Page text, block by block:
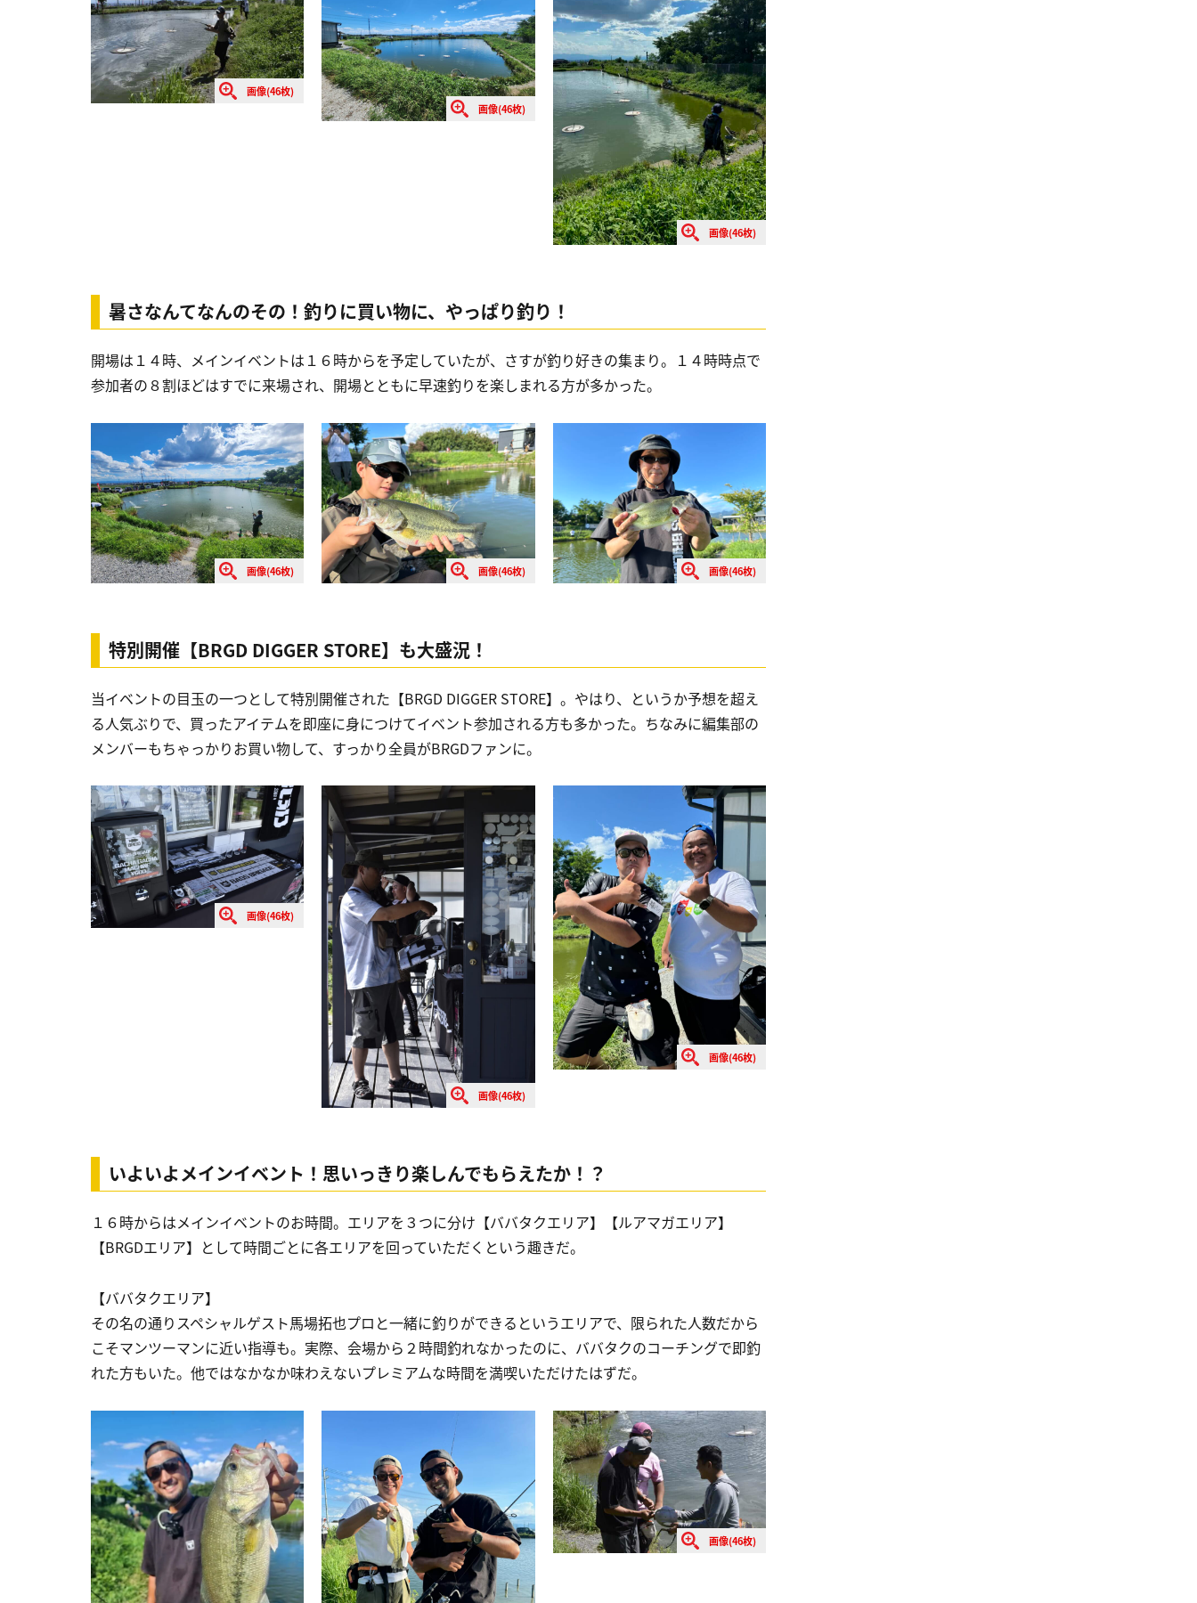
画像(46枚)
画像(46枚)
画像(46枚)
暑さなんてなんのその！釣りに買い物に、やっぱり釣り！
開場は１４時、メインイベントは１６時からを予定していたが、さすが釣り好きの集まり。１４時時点で
参加者の８割ほどはすでに来場され、開場とともに早速釣りを楽しまれる方が多かった。
画像(46枚) 画像(46枚) 画像(46枚)
特別開催【BRGD DIGGER STORE】も大盛況！
当イベントの目玉の一つとして特別開催された【BRGD DIGGER STORE】。やはり、というか予想を超え
る人気ぶりで、買ったアイテムを即座に身につけてイベント参加される方も多かった。ちなみに編集部の
メンバーもちゃっかりお買い物して、すっかり全員がBRGDファンに。
画像(46枚)
画像(46枚)
画像(46枚)
いよいよメインイベント！思いっきり楽しんでもらえたか！？
１６時からはメインイベントのお時間。エリアを３つに分け【ババタクエリア】【ルアマガエリア】
【BRGDエリア】として時間ごとに各エリアを回っていただくという趣きだ。
【ババタクエリア】
その名の通りスペシャルゲスト馬場拓也プロと一緒に釣りができるというエリアで、限られた人数だから
こそマンツーマンに近い指導も。実際、会場から２時間釣れなかったのに、ババタクのコーチングで即釣
れた方もいた。他ではなかなか味わえないプレミアムな時間を満喫いただけたはずだ。
画像(46枚)